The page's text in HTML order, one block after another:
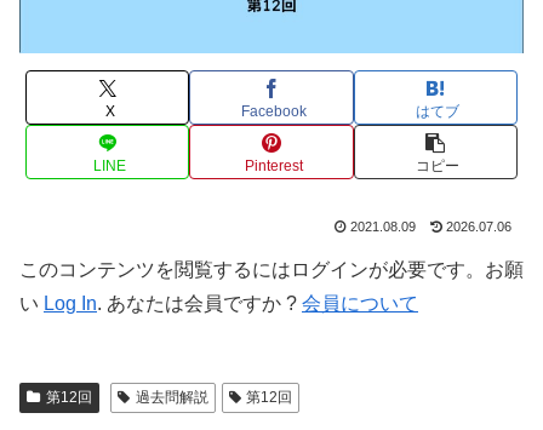
X Facebook はてブ
LINE Pinterest コピー
2021.08.09 2026.07.06
このコンテンツを閲覧するにはログインが必要です。お願
い Log In. あなたは会員ですか ? 会員について
第12回 過去問解説 第12回